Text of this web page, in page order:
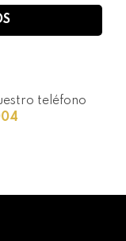
teléfono